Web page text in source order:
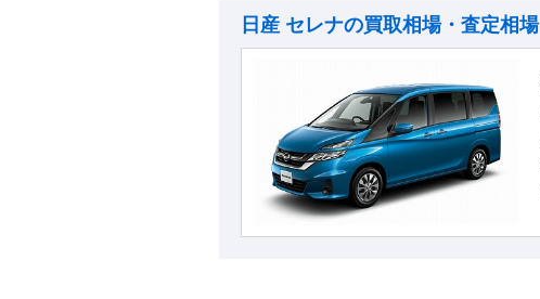
日産 セレナの買取相場・査定相場